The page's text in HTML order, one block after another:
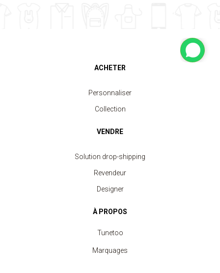
ACHETER
Personnaliser
Collection
VENDRE
Solution drop-shipping
Revendeur
Designer
À PROPOS
Tunetoo
Marquages